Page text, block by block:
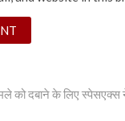
को दबाने के लिए स्पेसएक्स ने